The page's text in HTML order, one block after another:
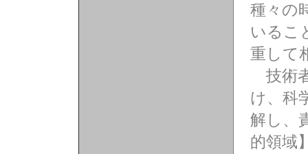
種々の
いるこ
重して
技術
け、科
解し、
的領域